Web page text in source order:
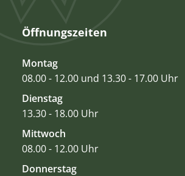
Öffnungszeiten
Montag
08.00 - 12.00 und 13.30 - 17.00 Uhr
Dienstag
13.30 - 18.00 Uhr
Mittwoch
08.00 - 12.00 Uhr
Donnerstag